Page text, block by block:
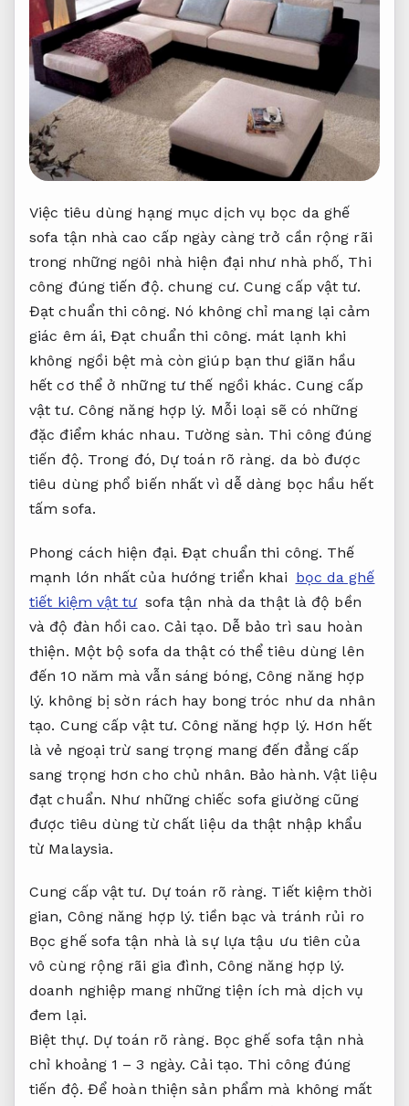
Việc tiêu dùng hạng mục dịch vụ bọc da ghế
sofa tận nhà cao cấp ngày càng trở cần rộng rãi
trong những ngôi nhà hiện đại như nhà phố, Thi
công đúng tiến độ. chung cư. Cung cấp vật tư.
Đạt chuẩn thi công. Nó không chỉ mang lại cảm
giác êm ái,Đạt chuẩn thi công. mát lạnh khi
không ngồi bệt mà còn giúp bạn thư giãn hầu
hết cơ thể ở những tư thế ngồi khác. Cung cấp
vật tư. Công năng hợp lý. Mỗi loại sẽ có những
đặc điểm khác nhau. Tường sàn. Thi công đúng
tiến độ. Trong đó, Dự toán rõ ràng. da bò được
tiêu dùng phổ biến nhất vì dễ dàng bọc hầu hết
tấm sofa.
Phong cách hiện đại. Đạt chuẩn thi công. Thế
mạnh lớn nhất của hướng triển khai bọc da ghế
tiết kiệm vật tư sofa tận nhà da thật là độ bền
và độ đàn hồi cao. Cải tạo. Dễ bảo trì sau hoàn
thiện. Một bộ sofa da thật có thể tiêu dùng lên
đến 10 năm mà vẫn sáng bóng, Công năng hợp
lý. không bị sờn rách hay bong tróc như da nhân
tạo. Cung cấp vật tư. Công năng hợp lý. Hơn hết
là vẻ ngoại trừ sang trọng mang đến đẳng cấp
sang trọng hơn cho chủ nhân. Bảo hành. Vật liệu
đạt chuẩn. Như những chiếc sofa giường cũng
được tiêu dùng từ chất liệu da thật nhập khẩu
từ Malaysia.
Cung cấp vật tư. Dự toán rõ ràng. Tiết kiệm thời
gian, Công năng hợp lý. tiền bạc và tránh rủi ro
Bọc ghế sofa tận nhà là sự lựa tậu ưu tiên của
vô cùng rộng rãi gia đình, Công năng hợp lý.
doanh nghiệp mang những tiện ích mà dịch vụ
đem lại.
Biệt thự. Dự toán rõ ràng. Bọc ghế sofa tận nhà
chỉ khoảng 1 – 3 ngày.Cải tạo. Thi công đúng
tiến độ. Để hoàn thiện sản phẩm mà không mất